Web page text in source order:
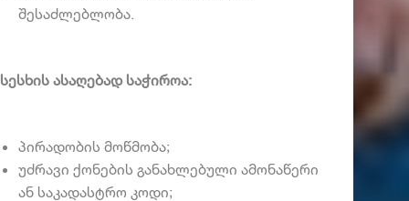
შესაძლებლობა.
სესხის ასაღებად საჭიროა:
პირადობის მოწმობა;
უძრავი ქონების განახლებული ამონაწერი
ან საკადასტრო კოდი;